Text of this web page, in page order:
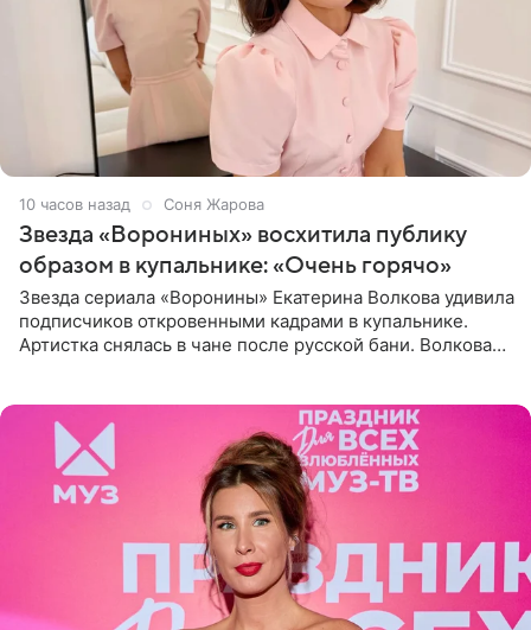
10 часов назад Соня Жарова
Звезда «Ворониных» восхитила публику
образом в купальнике: «Очень горячо»
Звезда сериала «Воронины» Екатерина Волкова удивила
подписчиков откровенными кадрами в купальнике.
Артистка снялась в чане после русской бани. Волкова